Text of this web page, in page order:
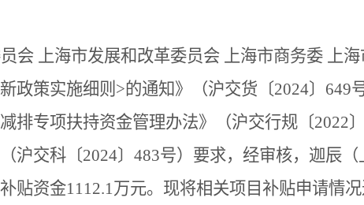
会 上海市发展和改革委员会 上海市商务委 上
政策实施细则 >的通知》（沪交货〔2024〕 649
排专项扶持资金管理办法》（沪交行规〔2022〕
（沪交科〔2024〕 483号） 要求，经审核， 迦辰（
贴资金1112.1万元。现将相关项目补贴申请情